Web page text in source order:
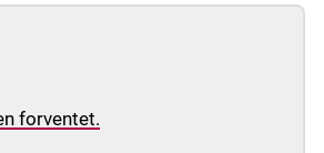
forventet.